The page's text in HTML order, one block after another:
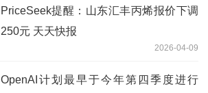
PriceSeek提醒：山东汇丰丙烯报价下调
250元 天天快报
2026-04-09
OpenAI计划最早于今年第四季度进行